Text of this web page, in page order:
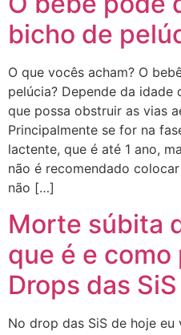
bicho de
O que vocês acham? O
pelúcia? Depende da idade
que possa obstruir as vias
Principalmente se for na
lactente, que é até 1 ano,
não é recomendado
não […]
Morte súbita
que é e como
Drops das
No drop das SiS de hoje